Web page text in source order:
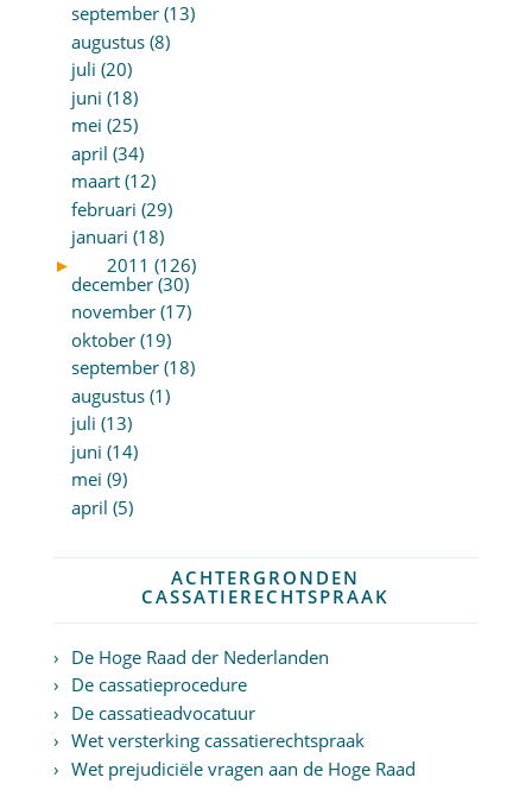
september (13)
augustus (8)
juli (20)
juni (18)
mei (25)
april (34)
maart (12)
februari (29)
januari (18)
►
2011 (126)
december (30)
november (17)
oktober (19)
september (18)
augustus (1)
juli (13)
juni (14)
mei (9)
april (5)
ACHTERGRONDEN
CASSATIERECHTSPRAAK
De Hoge Raad der Nederlanden
De cassatieprocedure
De cassatieadvocatuur
Wet versterking cassatierechtspraak
Wet prejudiciële vragen aan de Hoge Raad